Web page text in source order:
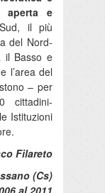
aperta e
il più
del Nord-
il Basso e
l’area del
– per
cittadini-
Istituzioni
Filareto
(Cs)
al 2011